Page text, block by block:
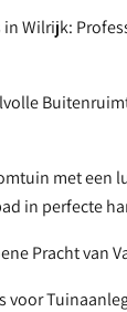
in Wilrijk:
met een
in perfecte
Pracht van
voor